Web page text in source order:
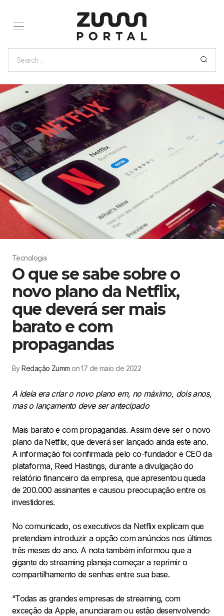
Tecnologia
O que se sabe sobre o
novo plano da Netflix,
que deverá ser mais
barato e com
propagandas
ByRedação Zumm on 17 de maio de 2022
A ideia era criar o novo plano em, no máximo, dois anos,
mas o lançamento deve ser antecipado
Mais barato e com propagandas. Assim deve ser o novo
plano da Netflix, que deverá ser lançado ainda este ano.
A informação foi confirmada pelo co-fundador e CEO da
plataforma, Reed Hastings, durante a divulgação do
relatório financeiro da empresa, que apresentou queda
de 200.000 assinantes e causou preocupação entre os
investidores.
No comunicado, os executivos da Netflix explicam que
pretendiam introduzir a opção com anúncios nos últimos
três meses do ano. A nota também informou que a
gigante do streaming planeja começar a reprimir o
compartilhamento de senhas entre sua base.
“Todas as grandes empresas de streaming, com
exceção da Apple, anunciaram ou estão desenvolvendo